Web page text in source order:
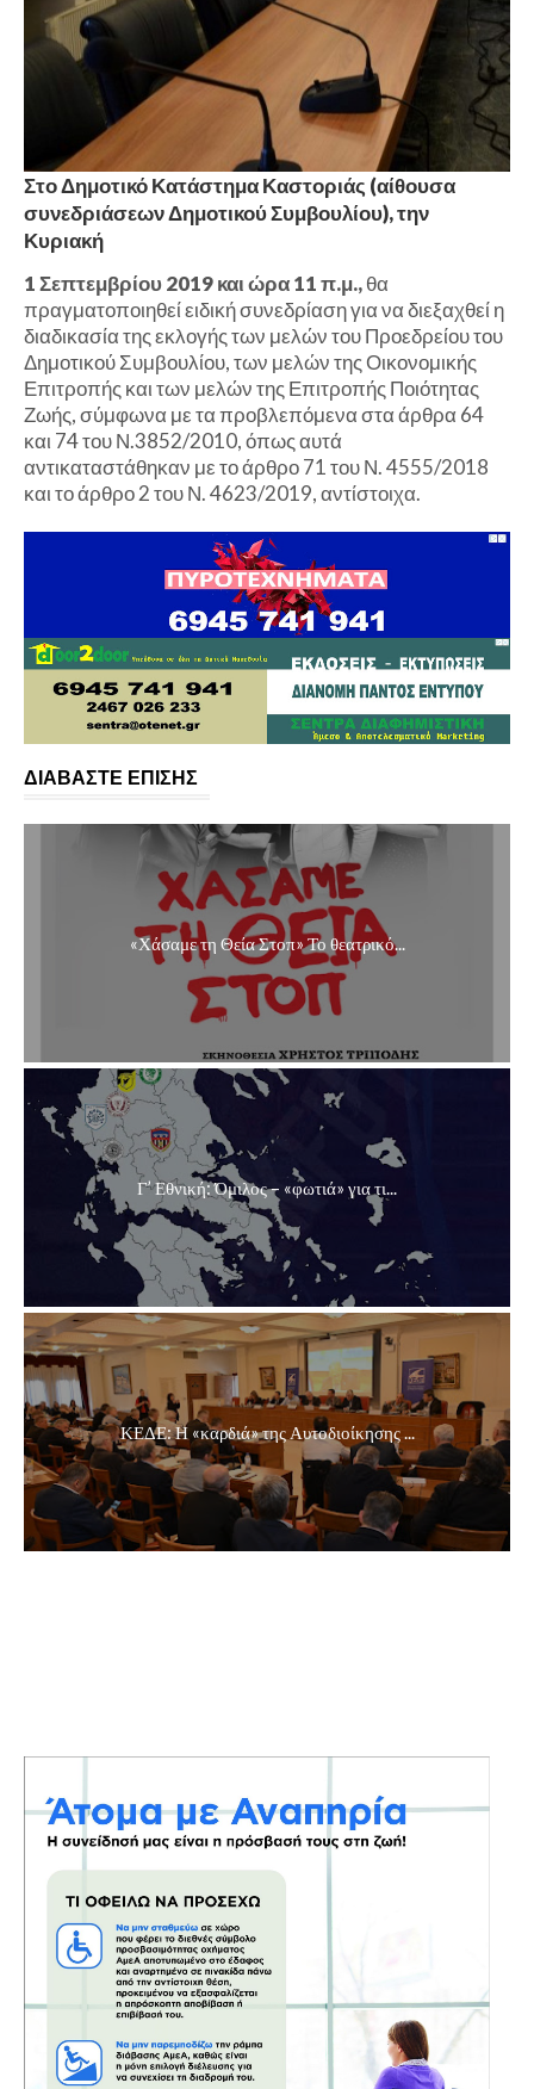
Στο Δημοτικό Κατάστημα Καστοριάς (αίθουσα
συνεδριάσεων Δημοτικού Συμβουλίου), την
Κυριακή
1 Σεπτεμβρίου 2019 και ώρα 11 π.μ.,θα
πραγματοποιηθεί ειδική συνεδρίαση για να διεξαχθεί η
διαδικασία της εκλογής των μελών του Προεδρείου του
Δημοτικού Συμβουλίου, των μελών της Οικονομικής
Επιτροπής και των μελών της Επιτροπής Ποιότητας
Ζωής, σύμφωνα με τα προβλεπόμενα στα άρθρα 64
και 74 του Ν.3852/2010, όπως αυτά
αντικαταστάθηκαν με το άρθρο 71 του Ν. 4555/2018
και το άρθρο 2 του Ν. 4623/2019, αντίστοιχα.
ΔΙΑΒΑΣΤΕ ΕΠΙΣΗΣ
«Χάσαμε τη Θεία Στοπ» Το θεατρικό...
Γ’ Εθνική: Όμιλος – «φωτιά» για τι...
ΚΕΔΕ: Η «καρδιά» της Αυτοδιοίκησης ...